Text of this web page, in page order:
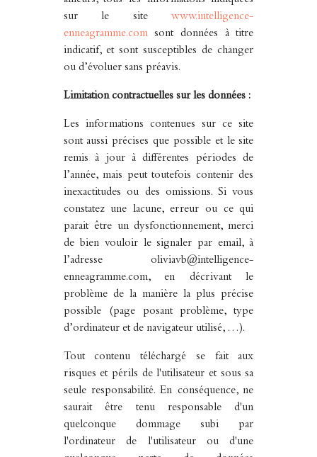
sur le sitewww.intelligence-
enneagramme.comsont données à titre
indicatif, et sont susceptibles de changer
ou d’évoluer sans préavis.
Limitation contractuelles sur les données :
Les informations contenues sur ce site
sont aussi précises que possible et le site
remis à jour à différentes périodes de
l’année, mais peut toutefois contenir des
inexactitudes ou des omissions. Si vous
constatez une lacune, erreur ou ce qui
parait être un dysfonctionnement, merci
de bien vouloir le signaler par email, à
l’adresse oliviavb@intelligence-
enneagramme.com, en décrivant le
problème de la manière la plus précise
possible (page posant problème, type
d’ordinateur et de navigateur utilisé, …).
Tout contenu téléchargé se fait aux
risques et périls de l'utilisateur et sous sa
seule responsabilité. En conséquence, ne
saurait être tenu responsable d'un
quelconque dommage subi par
l'ordinateur de l'utilisateur ou d'une